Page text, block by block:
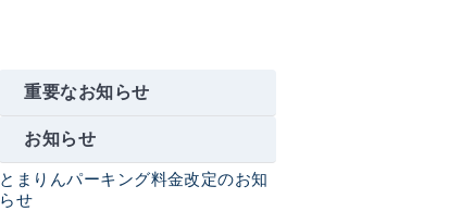
重要なお知らせ
お知らせ
とまりんパーキング料金改定のお知
らせ